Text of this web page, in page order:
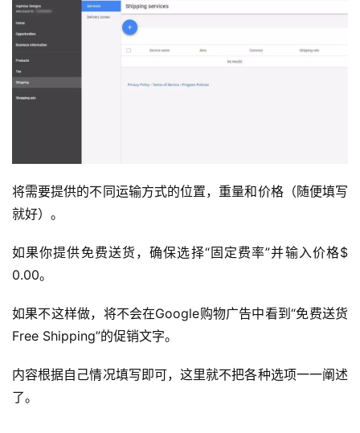
将需要提供的不同运输方式的位置，重量和价格（随便填写
就好）。
如果你提供免费送货，确保选择“固定费率”并输入价格$
0.00。
如果不这样做，将不会在Google购物广告中看到“免费送货
Free Shipping”的促销文字。
内容根据自己情况填写即可，这里就不把各种选项一一阐述
了。